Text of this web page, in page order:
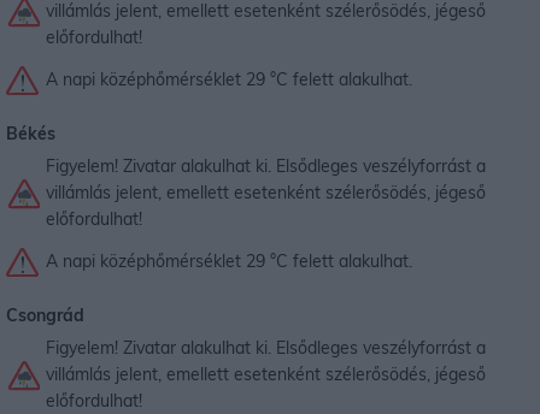
villámlás jelent, emellett esetenként szélerősödés, jégeső
előfordulhat!
A napi középhőmérséklet 29 °C felett alakulhat.
Békés
Figyelem! Zivatar alakulhat ki. Elsődleges veszélyforrást a
villámlás jelent, emellett esetenként szélerősödés, jégeső
előfordulhat!
A napi középhőmérséklet 29 °C felett alakulhat.
Csongrád
Figyelem! Zivatar alakulhat ki. Elsődleges veszélyforrást a
villámlás jelent, emellett esetenként szélerősödés, jégeső
előfordulhat!